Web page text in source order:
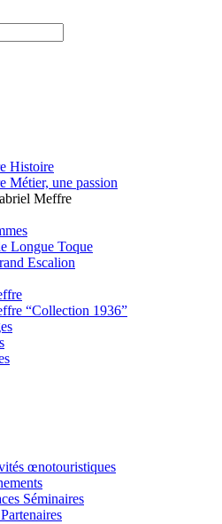
Histoire
Métier, une passion
Longue Toque
Escalion
“Collection 1936”
œnotouristiques
Séminaires